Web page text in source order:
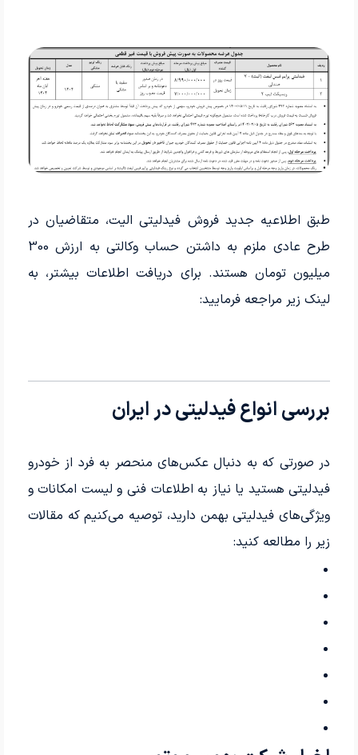
طبق اطلاعیه جدید فروش فیدلیتی الیت، متقاضیان در
طرح عادی ملزم به داشتن حساب وکالتی به ارزش 300
میلیون تومان هستند. برای دریافت اطلاعات بیشتر، به
لینک زیر مراجعه فرمایید:
بررسی انواع فیدلیتی در ایران
در صورتی که به دنبال عکس‌های منحصر به فرد از خودرو
فیدلیتی هستید یا نیاز به اطلاعات فنی و لیست امکانات و
ویژگی‌های فیدلیتی بهمن دارید، توصیه می‌کنیم که مقالات
زیر را مطالعه کنید: